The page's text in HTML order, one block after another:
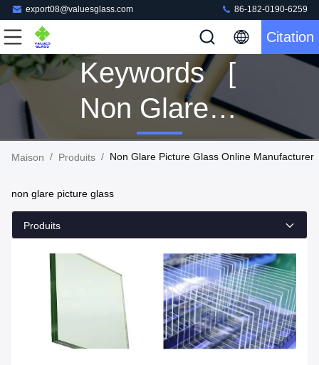
export08@valuesglass.com 86-182-0190-6259
Citation
Keywords [
Non Glare
Picture
Match 41
Produits
Maison / Produits / Non Glare Picture Glass Online Manufacturer
non glare picture glass
Produits